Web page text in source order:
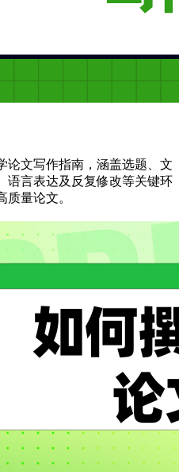
论文写作指南，涵盖选题、文
语言表达及反复修改等关键环
量论文。